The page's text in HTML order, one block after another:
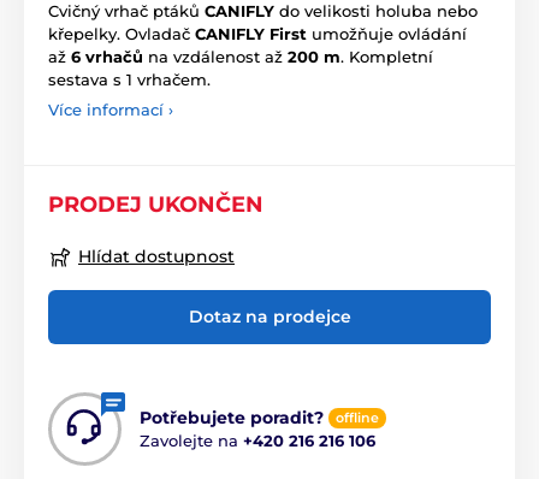
Cvičný vrhač ptáků CANIFLY do velikosti holuba nebo
křepelky. Ovladač CANIFLY First umožňuje ovládání
až 6 vrhačů na vzdálenost až 200 m. Kompletní
sestava s 1 vrhačem.
Více informací ›
PRODEJ UKONČEN
Hlídat dostupnost
Dotaz na prodejce
Potřebujete poradit? offline
Zavolejte na +420 216 216 106